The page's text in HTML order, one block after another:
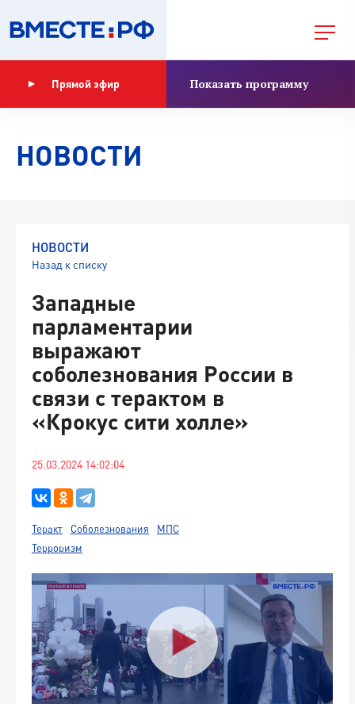
Прямой эфир Показать программу
НОВОСТИ
НОВОСТИ
Назад к списку
Западные
парламентарии
выражают
соболезнования России в
связи с терактом в
«Крокус сити холле»
25.03.2024 14:02:04
Теракт Соболезнования
МПС
Терроризм